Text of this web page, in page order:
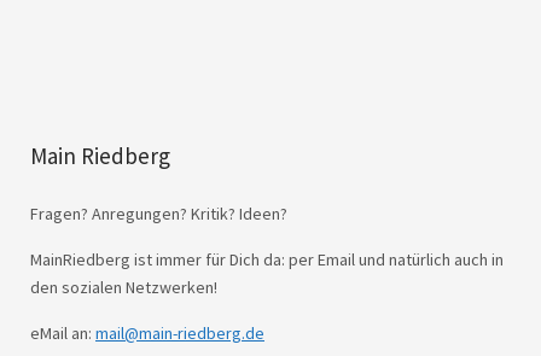
Main Riedberg
Fragen? Anregungen? Kritik? Ideen?
MainRiedberg ist immer für Dich da: per Email und natürlich auch in
den sozialen Netzwerken!
eMail an: mail@main-riedberg.de